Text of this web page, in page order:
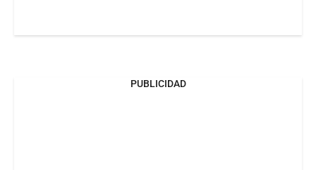
PUBLICIDAD